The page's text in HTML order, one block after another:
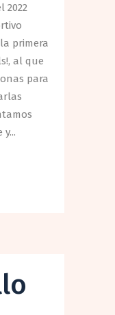
2022
primera
al que
para